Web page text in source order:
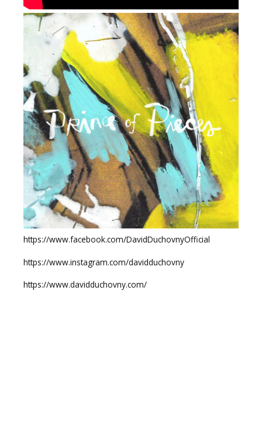
https://www.facebook.com/DavidDuchovnyOfficial
https://www.instagram.com/davidduchovny
https://www.davidduchovny.com/